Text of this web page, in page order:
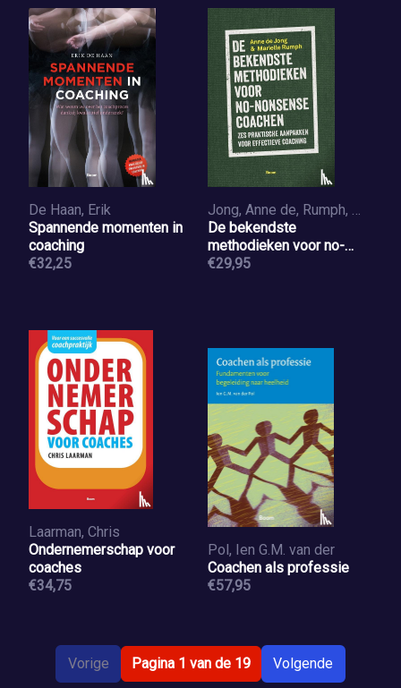
De Haan, Erik
Spannende momenten in
coaching
€32,25
Jong, Anne de, Rumph, Marielle
De bekendste
methodieken voor no-
nonsense coachen
€29,95
Laarman, Chris
Ondernemerschap voor
coaches
€34,75
Pol, Ien G.M. van der
Coachen als professie
€57,95
Vorige Pagina 1 van de 19 Volgende